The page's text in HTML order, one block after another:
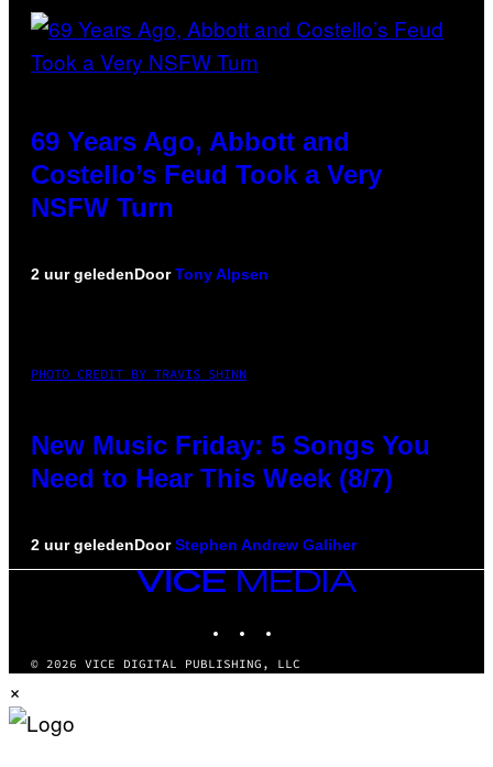
69 Years Ago, Abbott and
Costello’s Feud Took a Very
NSFW Turn
2 uur geledenDoorTony Alpsen
PHOTO CREDIT BY TRAVIS SHINN
New Music Friday: 5 Songs You
Need to Hear This Week (8/7)
2 uur geledenDoorStephen Andrew Galiher
VICE
MEDIA
© 2026 VICE DIGITAL PUBLISHING, LLC
×